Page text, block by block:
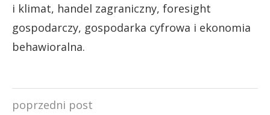
i klimat, handel zagraniczny, foresight
gospodarczy, gospodarka cyfrowa i ekonomia
behawioralna.
poprzedni post